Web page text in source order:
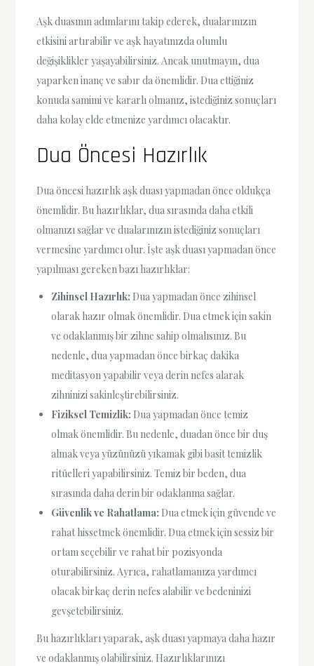
Aşk duasının adımlarını takip ederek, dualarınızın
etkisini artırabilir ve aşk hayatınızda olumlu
değişiklikler yaşayabilirsiniz. Ancak unutmayın, dua
yaparken inanç ve sabır da önemlidir. Dua ettiğiniz
konuda samimi ve kararlı olmanız, istediğiniz sonuçları
daha kolay elde etmenize yardımcı olacaktır.
Dua Öncesi Hazırlık
Dua öncesi hazırlık aşk duası yapmadan önce oldukça
önemlidir. Bu hazırlıklar, dua sırasında daha etkili
olmanızı sağlar ve dualarınızın istediğiniz sonuçları
vermesine yardımcı olur. İşte aşk duası yapmadan önce
yapılması gereken bazı hazırlıklar:
Zihinsel Hazırlık: Dua yapmadan önce zihinsel
olarak hazır olmak önemlidir. Dua etmek için sakin
ve odaklanmış bir zihne sahip olmalısınız. Bu
nedenle, dua yapmadan önce birkaç dakika
meditasyon yapabilir veya derin nefes alarak
zihninizi sakinleştirebilirsiniz.
Fiziksel Temizlik: Dua yapmadan önce temiz
olmak önemlidir. Bu nedenle, duadan önce bir duş
almak veya yüzünüzü yıkamak gibi basit temizlik
ritüelleri yapabilirsiniz. Temiz bir beden, dua
sırasında daha derin bir odaklanma sağlar.
Güvenlik ve Rahatlama: Dua etmek için güvende ve
rahat hissetmek önemlidir. Dua etmek için sessiz bir
ortam seçebilir ve rahat bir pozisyonda
oturabilirsiniz. Ayrıca, rahatlamanıza yardımcı
olacak birkaç derin nefes alabilir ve bedeninizi
gevşetebilirsiniz.
Bu hazırlıkları yaparak, aşk duası yapmaya daha hazır
ve odaklanmış olabilirsiniz. Hazırlıklarınızı